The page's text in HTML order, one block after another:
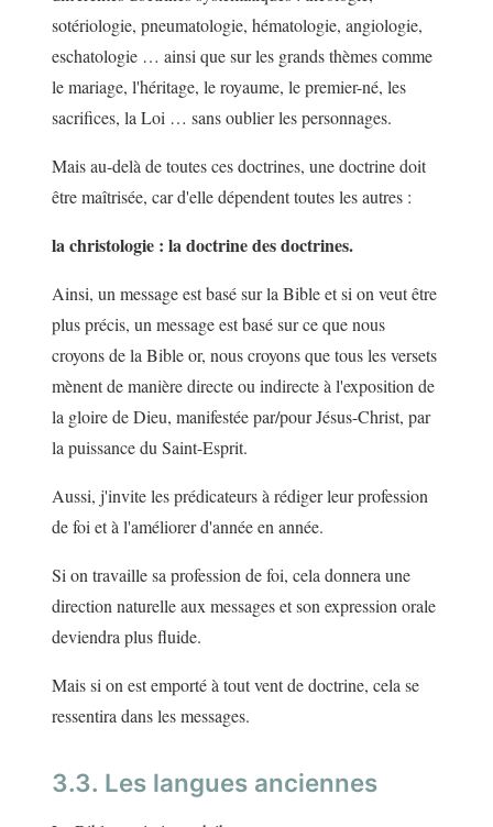
sotériologie, pneumatologie, hématologie, angiologie,
eschatologie … ainsi que sur les grands thèmes comme
le mariage, l'héritage, le royaume, le premier-né, les
sacrifices, la Loi … sans oublier les personnages.
Mais au-delà de toutes ces doctrines, une doctrine doit
être maîtrisée, car d'elle dépendent toutes les autres :
la christologie : la doctrine des doctrines.
Ainsi, un message est basé sur la Bible et si on veut être
plus précis, un message est basé sur ce que nous
croyons de la Bible or, nous croyons que tous les versets
mènent de manière directe ou indirecte à l'exposition de
la gloire de Dieu, manifestée par/pour Jésus-Christ, par
la puissance du Saint-Esprit.
Aussi, j'invite les prédicateurs à rédiger leur profession
de foi et à l'améliorer d'année en année.
Si on travaille sa profession de foi, cela donnera une
direction naturelle aux messages et son expression orale
deviendra plus fluide.
Mais si on est emporté à tout vent de doctrine, cela se
ressentira dans les messages.
3.3. Les langues anciennes